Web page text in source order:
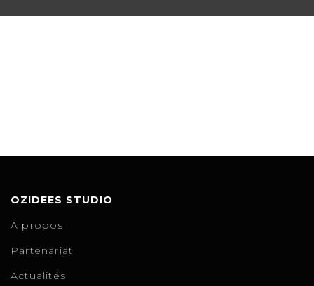
OZIDEES STUDIO
A propos
Partenariat
Actualités